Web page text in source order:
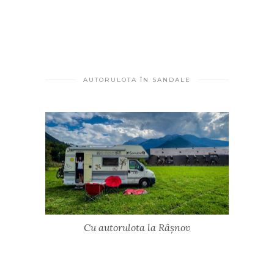
AUTORULOTA ÎN SANDALE
Cu autorulota la Râșnov